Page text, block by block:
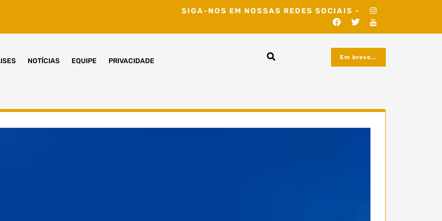
SIGA-NOS EM NOSSAS REDES SOCIAIS -
NOTÍCIAS EQUIPE PRIVACIDADE Em breve...